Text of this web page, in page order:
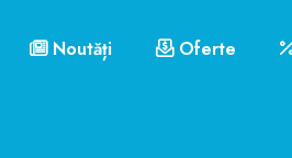
Noutăți Oferte